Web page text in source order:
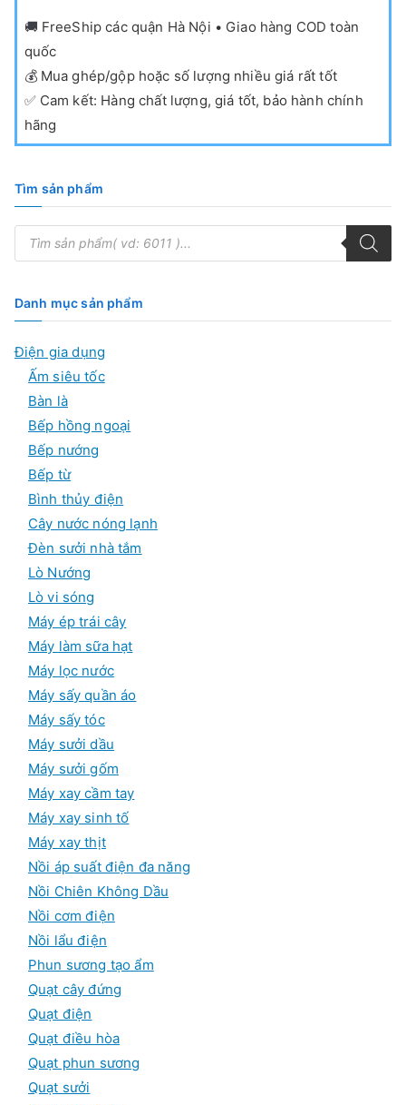
🚚 FreeShip các quận Hà Nội • Giao hàng COD toàn
quốc
💰 Mua ghép/gộp hoặc số lượng nhiều giá rất tốt
✅ Cam kết: Hàng chất lượng, giá tốt, bảo hành chính
hãng
Tìm sản phẩm
T
m
ế
m
s
n
Danh mục sản phẩm
Điện gia dụng
Ấm siêu tốc
Bàn là
Bếp hồng ngoại
Bếp nướng
Bếp từ
Bình thủy điện
Cây nước nóng lạnh
Đèn sưởi nhà tắm
Lò Nướng
Lò vi sóng
Máy ép trái cây
Máy làm sữa hạt
Máy lọc nước
Máy sấy quần áo
Máy sấy tóc
Máy sưởi dầu
Máy sưởi gốm
Máy xay cầm tay
Máy xay sinh tố
Máy xay thịt
Nồi áp suất điện đa năng
Nồi Chiên Không Dầu
Nồi cơm điện
Nồi lẩu điện
Phun sương tạo ẩm
Quạt cây đứng
Quạt điện
Quạt điều hòa
Quạt phun sương
Quạt sưởi